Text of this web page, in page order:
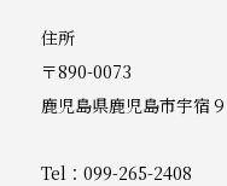
住所
〒890-0073
鹿児島県鹿児島市宇宿
Tel：099-265-2408